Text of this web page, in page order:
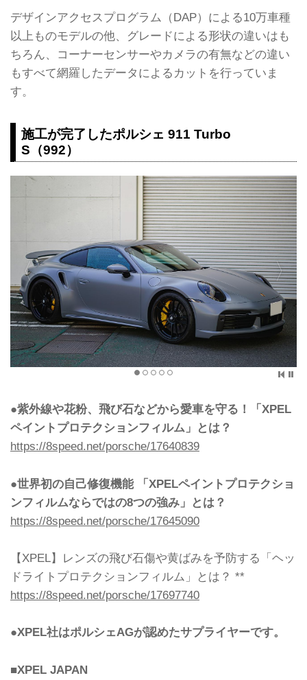
デザインアクセスプログラム（DAP）による10万車種
以上ものモデルの他、グレードによる形状の違いはも
ちろん、コーナーセンサーやカメラの有無などの違い
もすべて網羅したデータによるカットを行っていま
す。
施工が完了したポルシェ 911 Turbo
S（992）
●紫外線や花粉、飛び石などから愛車を守る！「XPEL
ペイントプロテクションフィルム」とは？
https://8speed.net/porsche/17640839
●世界初の自己修復機能 「XPELペイントプロテクショ
ンフィルムならではの8つの強み」とは？
https://8speed.net/porsche/17645090
【XPEL】レンズの飛び石傷や黄ばみを予防する「ヘッ
ドライトプロテクションフィルム」とは？ **
https://8speed.net/porsche/17697740
●XPEL社はポルシェAGが認めたサプライヤーです。
■XPEL JAPAN